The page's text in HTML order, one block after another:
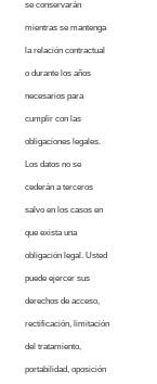
se conservarán
mientras se mantenga
la relación contractual
o durante los años
necesarios para
cumplir con las
obligaciones legales.
Los datos no se
cederán a terceros
salvo en los casos en
que exista una
obligación legal. Usted
puede ejercer sus
derechos de acceso,
rectificación, limitación
del tratamiento,
portabilidad, oposición